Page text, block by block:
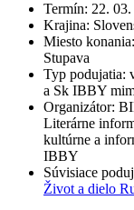
Termín: 22. 03.
Krajina:
Miesto konania:
Stupava
Typ podujatia:
a Sk IBBY
Organizátor:
Literárne
kultúrne a
IBBY
Súvisiace
Život a dielo